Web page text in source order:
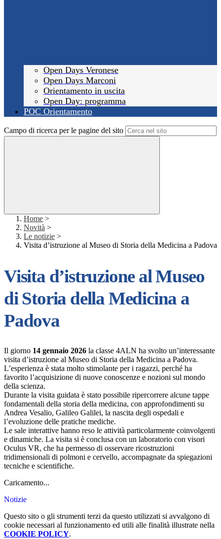
Open Days Veronese
Open Days Marconi
Orientamento in uscita
Open Day: programma
POC Orientamento
Campo di ricerca per le pagine del sito
Home >
Novità >
Le notizie >
Visita d’istruzione al Museo di Storia della Medicina a Padova
Visita d’istruzione al Museo
di Storia della Medicina a
Padova
Il giorno 14 gennaio 2026 la classe 4ALN ha svolto un’interessante
visita d’istruzione al Museo di Storia della Medicina a Padova.
L’esperienza è stata molto stimolante per i ragazzi, perché ha
favorito l’acquisizione di nuove conoscenze e nozioni sul mondo
della scienza.
Durante la visita guidata è stato possibile ripercorrere alcune tappe
fondamentali della storia della medicina, con approfondimenti su
Andrea Vesalio, Galileo Galilei, la nascita degli ospedali e
l’evoluzione delle pratiche mediche.
Le sale interattive hanno reso le attività particolarmente coinvolgenti
e dinamiche. La visita si è conclusa con un laboratorio con visori
Oculus VR, che ha permesso di osservare ricostruzioni
tridimensionali di polmoni e cervello, accompagnate da spiegazioni
tecniche e scientifiche.
Caricamento...
Notizie
Questo sito o gli strumenti terzi da questo utilizzati si avvalgono di
cookie necessari al funzionamento ed utili alle finalità illustrate nella
COOKIE POLICY.